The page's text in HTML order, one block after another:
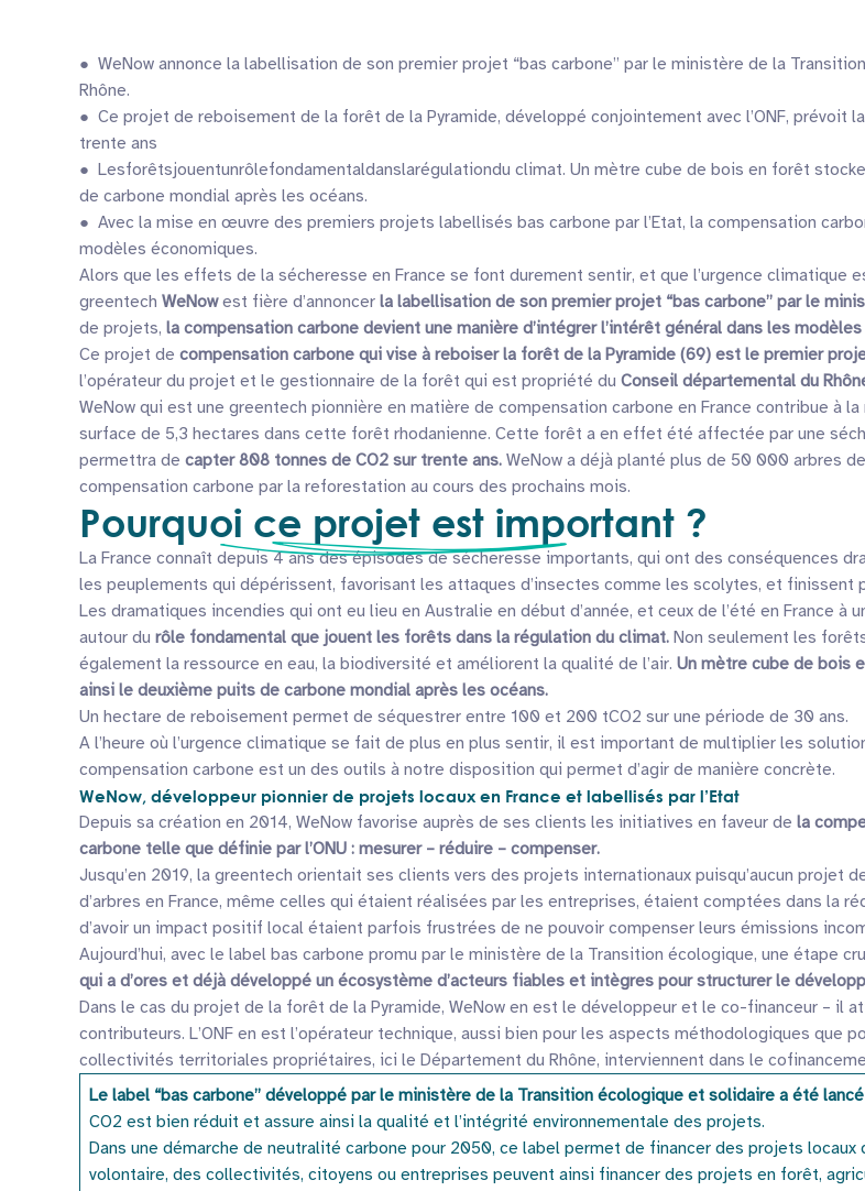
● WeNow annonce la labellisation de son premier projet “bas carbone” par le ministère de la
Rhône.
● Ce projet de reboisement de la forêt de la Pyramide, développé conjointement avec l’ONF,
trente ans
● Lesforêtsjouentunrôlefondamentaldanslarégulationdu climat. Un mètre cube de bois en forêt
de carbone mondial après les océans.
● Avec la mise en œuvre des premiers projets labellisés bas carbone par l’Etat, la compensation
modèles économiques.
Alors que les effets de la sécheresse en France se font durement sentir, et que l’urgence climatique
greentech WeNowest fière d’annoncer la labellisation de son premier projet “bas carbone” par le
de projets, la compensation carbone devient une manière d’intégrer l’intérêt général dans les
Ce projet de compensation carbone qui vise à reboiser la forêt de la Pyramide (69) est le premier
l’opérateur du projet et le gestionnaire de la forêt qui est propriété du Conseil départemental du
WeNow qui est une greentech pionnière en matière de compensation carbone en France contribue à
surface de 5,3 hectares dans cette forêt rhodanienne. Cette forêt a en effet été affectée par une
permettra de capter 808 tonnes de CO2 sur trente ans. WeNow a déjà planté plus de 50 000 arbres
compensation carbone par la reforestation au cours des prochains mois.
Pourquoi ce projet est important ?
La France connaît depuis 4 ans des épisodes de sécheresse importants, qui ont des conséquences
les peuplements qui dépérissent, favorisant les attaques d’insectes comme les scolytes, et finissent
Les dramatiques incendies qui ont eu lieu en Australie en début d’année, et ceux de l’été en France
autour du rôle fondamental que jouent les forêts dans la régulation du climat. Non seulement les
également la ressource en eau, la biodiversité et améliorent la qualité de l’air. Un mètre cube de bois
ainsi le deuxième puits de carbone mondial après les océans.
Un hectare de reboisement permet de séquestrer entre 100 et 200 tCO2 sur une période de 30 ans.
A l’heure où l’urgence climatique se fait de plus en plus sentir, il est important de multiplier les
compensation carbone est un des outils à notre disposition qui permet d’agir de manière concrète.
WeNow, développeur pionnier de projets locaux en France et labellisés par l’Etat
Depuis sa création en 2014, WeNow favorise auprès de ses clients les initiatives en faveur de la
carbone telle que définie par l’ONU : mesurer – réduire – compenser.
Jusqu’en 2019, la greentech orientait ses clients vers des projets internationaux puisqu’aucun projet
d’arbres en France, même celles qui étaient réalisées par les entreprises, étaient comptées dans la
d’avoir un impact positif local étaient parfois frustrées de ne pouvoir compenser leurs émissions
Aujourd’hui, avec le label bas carbone promu par le ministère de la Transition écologique, une étape
qui a d’ores et déjà développé un écosystème d’acteurs fiables et intègres pour structurer le
Dans le cas du projet de la forêt de la Pyramide, WeNow en est le développeur et le co-financeur –
contributeurs. L’ONF en est l’opérateur technique, aussi bien pour les aspects méthodologiques que
collectivités territoriales propriétaires, ici le Département du Rhône, interviennent dans le
Le label “bas carbone” développé par le ministère de la Transition écologique et solidaire a été
CO2 est bien réduit et assure ainsi la qualité et l’intégrité environnementale des projets.
Dans une démarche de neutralité carbone pour 2050, ce label permet de financer des projets
volontaire, des collectivités, citoyens ou entreprises peuvent ainsi financer des projets en forêt,